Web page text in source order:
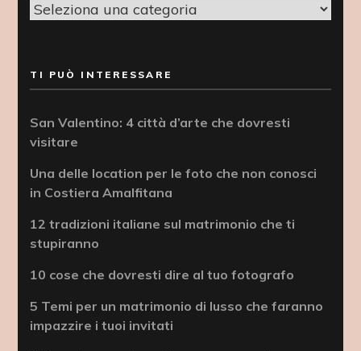
Categorie
TI PUÒ INTERESSARE
San Valentino: 4 città d’arte che dovresti
visitare
Una delle location per le foto che non conosci
in Costiera Amalfitana
12 tradizioni italiane sul matrimonio che ti
stupiranno
10 cose che dovresti dire al tuo fotografo
5 Temi per un matrimonio di lusso che faranno
impazzire i tuoi invitati